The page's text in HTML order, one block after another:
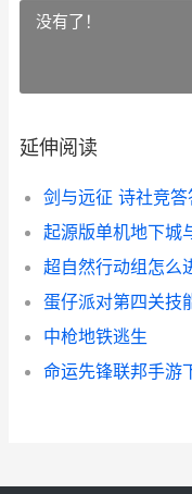
没有了！
延伸阅读
剑与远征 诗社竞答
起源版单机地下城
超自然行动组怎么
中枪地铁逃生
命运先锋联邦手游